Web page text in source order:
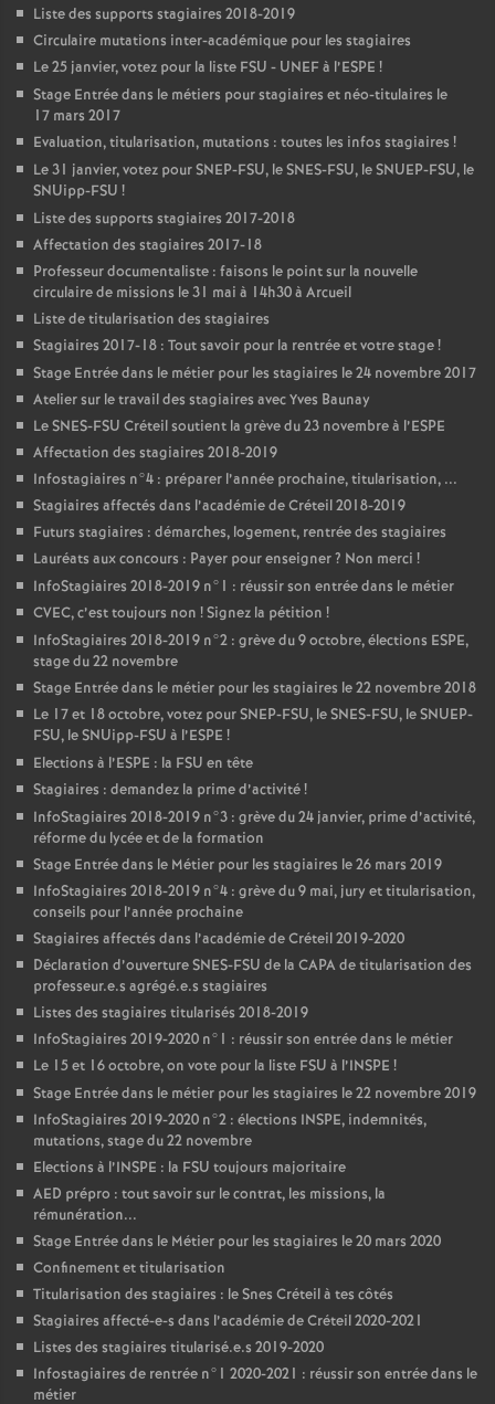
Liste des supports stagiaires 2018-2019
Circulaire mutations inter-académique pour les stagiaires
Le 25 janvier, votez pour la liste FSU - UNEFà l’ESPE !
Stage Entrée dans le métiers pour stagiaires et néo-titulaires le
17 mars 2017
Evaluation, titularisation, mutations : toutes les infos stagiaires !
Le 31 janvier, votez pourSNEP-FSU, leSNES-FSU, leSNUEP-FSU, le
SNUipp-FSU !
Liste des supports stagiaires 2017-2018
Affectation des stagiaires 2017-18
Professeur documentaliste : faisons le point sur la nouvelle
circulaire de missions le 31 mai à 14h30 à Arcueil
Liste de titularisation des stagiaires
Stagiaires 2017-18 : Tout savoir pour la rentrée et votre stage!
Stage Entrée dans le métier pour les stagiaires le 24 novembre 2017
Atelier sur le travail des stagiaires avec Yves Baunay
LeSNES-FSU Créteil soutient la grève du 23 novembre à l’ESPE
Affectation des stagiaires 2018-2019
Infostagiaires n°4 : préparer l’année prochaine, titularisation, ...
Stagiaires affectés dans l’académie de Créteil 2018-2019
Futurs stagiaires : démarches, logement, rentrée des stagiaires
Lauréats aux concours : Payer pour enseigner? Non merci !
InfoStagiaires 2018-2019 n°1 : réussir son entrée dans le métier
CVEC, c’est toujours non ! Signez la pétition !
InfoStagiaires 2018-2019 n°2 : grève du 9 octobre, élections ESPE,
stage du 22 novembre
Stage Entrée dans le métier pour les stagiaires le 22 novembre 2018
Le 17 et 18 octobre, votez pourSNEP-FSU, leSNES-FSU, leSNUEP-
FSU, le SNUipp-FSU à l’ESPE !
Elections à l’ESPE : la FSU en tête
Stagiaires : demandez la prime d’activité!
InfoStagiaires 2018-2019 n°3 : grève du 24 janvier, prime d’activité,
réforme du lycée et de la formation
Stage Entrée dans le Métier pour les stagiaires le 26 mars 2019
InfoStagiaires 2018-2019 n°4 : grève du 9 mai, jury et titularisation,
conseils pour l’année prochaine
Stagiaires affectés dans l’académie de Créteil 2019-2020
Déclaration d’ouvertureSNES-FSU de la CAPAde titularisation des
professeur.e.s agrégé.e.s stagiaires
Listes des stagiaires titularisés 2018-2019
InfoStagiaires 2019-2020 n°1 : réussir son entrée dans le métier
Le 15 et 16 octobre, on vote pour la liste FSU à l’INSPE !
Stage Entrée dans le métier pour les stagiaires le 22 novembre 2019
InfoStagiaires 2019-2020 n°2 : élections INSPE, indemnités,
mutations, stage du 22 novembre
Elections à l’INSPE : la FSU toujours majoritaire
AED prépro : tout savoir sur le contrat, les missions, la
rémunération...
Stage Entrée dans le Métier pour les stagiaires le 20 mars 2020
Confinement et titularisation
Titularisation des stagiaires : le Snes Créteil à tes côtés
Stagiaires affecté-e-s dans l’académie de Créteil 2020-2021
Listes des stagiaires titularisé.e.s 2019-2020
Infostagiaires de rentrée n°1 2020-2021 : réussir son entrée dans le
métier